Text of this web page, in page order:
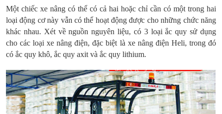
Một chiếc xe nâng có thể có cả hai hoặc chỉ cần có một trong hai
loại động cơ này vẫn có thể hoạt động được cho những chức năng
khác nhau. Xét về nguồn nguyên liệu, có 3 loại ắc quy sử dụng
cho các loại xe nâng điện, đặc biệt là xe nâng điện Heli, trong đó
có ắc quy khô, ắc quy axit và ắc quy lithium.